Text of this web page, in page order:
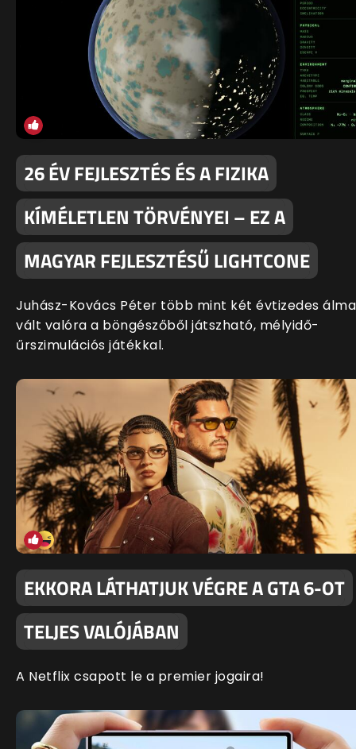
26 ÉV FEJLESZTÉS ÉS A FIZIKA
KÍMÉLETLEN TÖRVÉNYEI – EZ A
MAGYAR FEJLESZTÉSŰ LIGHTCONE
Juhász-Kovács Péter több mint két évtizedes álma
vált valóra a böngészőből játszható, mélyidő-
űrszimulációs játékkal.
EKKORA LÁTHATJUK VÉGRE A GTA 6-OT
TELJES VALÓJÁBAN
A Netflix csapott le a premier jogaira!